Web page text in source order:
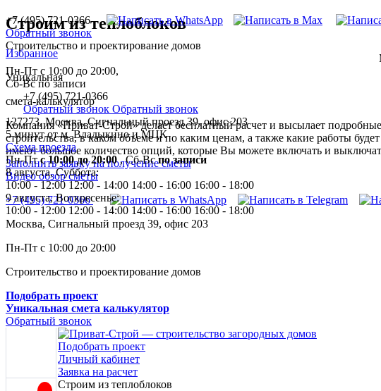
+7 (495) 721-0366
Обратный звонок
Строительство и проектирование домов
Пн-Пт с 10:00 до 20:00,
Сб-Вс по записи
+7 (495) 721-0366
Обратный звонок Обратный звонок
127273, Москва, Сигнальный проезд 39, офис 203
5 минут от м. Владыкино и МЦК
Схема проезда
Пн-Птс 10:00 до 20:00,Сб-Вспо записи
8 августа, Суббота:
10:00 - 12:00 12:00 - 14:00 14:00 - 16:00 16:00 - 18:00
9 августа, Воскресенье:
10:00 - 12:00 12:00 - 14:00 14:00 - 16:00 16:00 - 18:00
Строим из теплоблоков
Избранное
Уникальная
смета-калькулятор
Компания «Приват-Строй» делает бесплатный расчет и высылает
строительства, в каком объеме и по каким ценам, а также какие работы
имеют большое количество опций, которые Вы можете включать и
Заполнить заявку на получение сметы
Видео обзор сметы
+7 (495) 721-0366
Москва, Сигнальный проезд 39, офис 203
Пн-Пт с 10:00 до 20:00
Строительство и проектирование домов
Подобрать проект
Уникальная смета калькулятор
Обратный звонок
Подобрать проект
Личный кабинет
Заявка на расчет
Строим из теплоблоков